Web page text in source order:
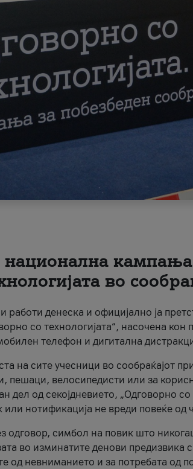
во
денеска и официјално ја
со технологијата“, насочена кон
телефон и дигитална
на сите учесници во сообраќајот
пешаци, велосипедисти или за
од секојдневието, „Одговорно со
нотификација не вреди повеќе од
одговор, симбол на повик што
во изминатите денови предизвика
од невниманието и за потребата од